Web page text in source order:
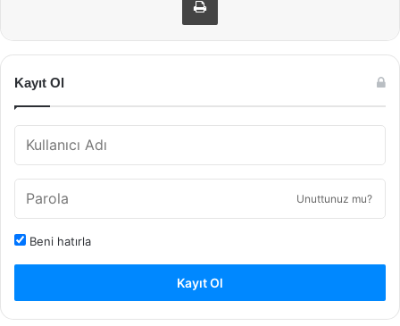
Kayıt Ol
Unuttunuz mu?
Beni hatırla
Kayıt Ol